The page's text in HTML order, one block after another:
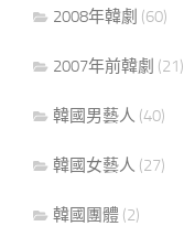
2008年韓劇 (60)
2007年前韓劇 (21)
韓國男藝人 (40)
韓國女藝人 (27)
韓國團體 (2)